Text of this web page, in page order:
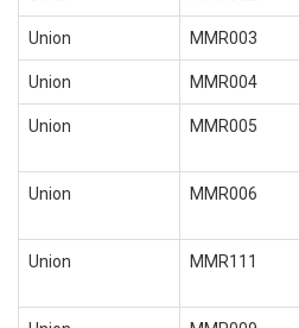
Union MMR003
Union MMR004
Union MMR005
Union MMR006
Union MMR111